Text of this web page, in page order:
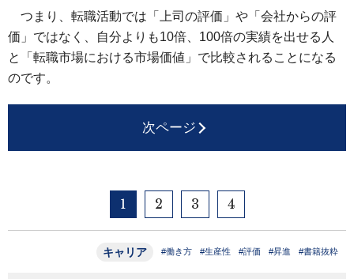
つまり、転職活動では「上司の評価」や「会社からの評
価」ではなく、自分よりも10倍、100倍の実績を出せる人
と「転職市場における市場価値」で比較されることになる
のです。
次ページ
1 2 3 4
キャリア #働き方 #生産性 #評価 #昇進 #書籍抜粋